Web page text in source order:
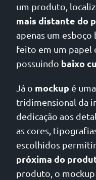
um produto,
mais distante do
apenas um
feito em um papel
possuindo baixo
Já o mockup é
tridimensional da
dedicação aos
as cores,
escolhidos
próxima do
produto, o